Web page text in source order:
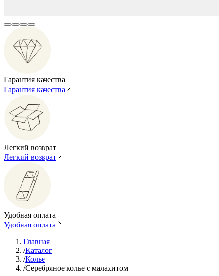
Гарантия качества
Гарантия качества
Легкий возврат
Легкий возврат
Удобная оплата
Удобная оплата
Главная
/Каталог
/Колье
/Серебряное колье с малахитом